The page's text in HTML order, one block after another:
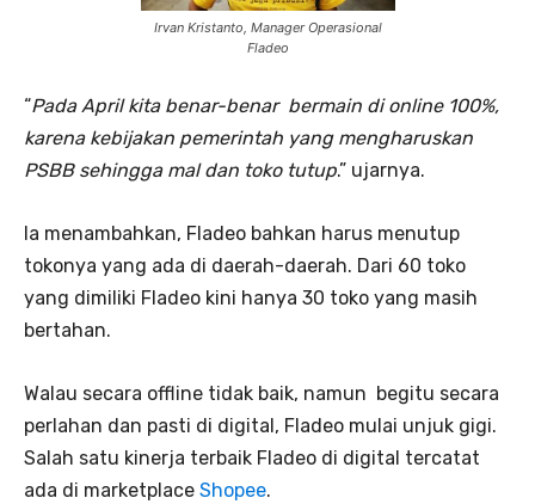
Irvan Kristanto, Manager Operasional
Fladeo
“Pada April kita benar-benar bermain di online 100%,
karena kebijakan pemerintah yang mengharuskan
PSBB sehingga mal dan toko tutup.” ujarnya.
Ia menambahkan, Fladeo bahkan harus menutup
tokonya yang ada di daerah-daerah. Dari 60 toko
yang dimiliki Fladeo kini hanya 30 toko yang masih
bertahan.
Walau secara offline tidak baik, namun begitu secara
perlahan dan pasti di digital, Fladeo mulai unjuk gigi.
Salah satu kinerja terbaik Fladeo di digital tercatat
ada di marketplace Shopee.